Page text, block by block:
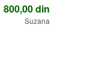
800,00din
Suzana